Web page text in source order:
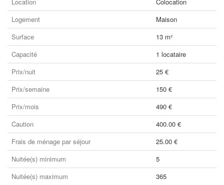
Logement
Maison
Surface
13 m²
Capacité
1 locataire
Prix/nuit
25 €
Prix/semaine
150 €
Prix/mois
490 €
Caution
400.00 €
Frais de ménage par séjour
25.00 €
Nuitée(s) minimum
5
Nuitée(s) maximum
365